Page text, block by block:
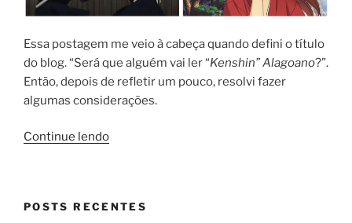
Essa postagem me veio à cabeça quando defini o título
do blog. “Será que alguém vai ler “Kenshin” Alagoano?”.
Então, depois de refletir um pouco, resolvi fazer
algumas considerações.
Continue lendo“Kenshi
POSTS RECENTES